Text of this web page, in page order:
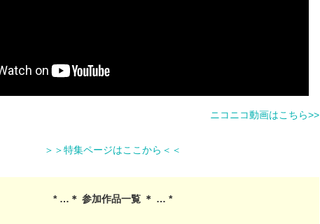
ニコニコ動画はこちら>>
＞＞特集ページはここから＜＜
* …＊ 参加作品一覧 ＊ … *